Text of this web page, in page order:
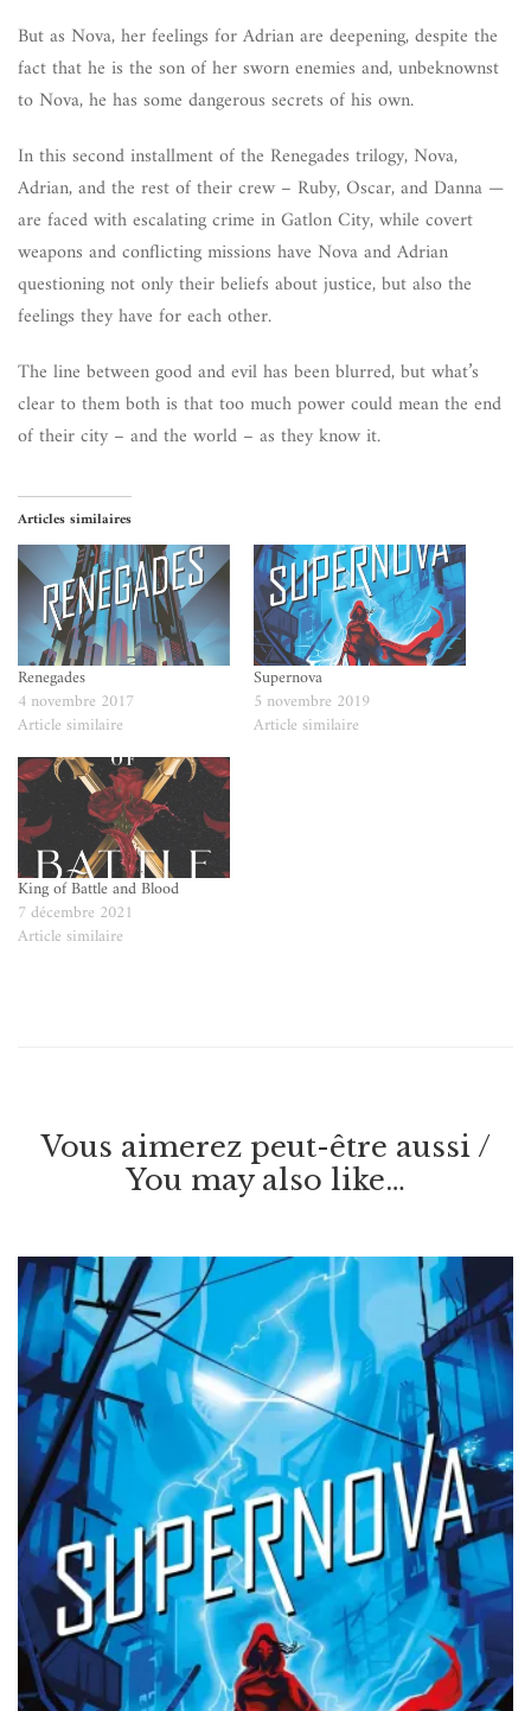
But as Nova, her feelings for Adrian are deepening, despite the
fact that he is the son of her sworn enemies and, unbeknownst
to Nova, he has some dangerous secrets of his own.
In this second installment of the Renegades trilogy, Nova,
Adrian, and the rest of their crew – Ruby, Oscar, and Danna —
are faced with escalating crime in Gatlon City, while covert
weapons and conflicting missions have Nova and Adrian
questioning not only their beliefs about justice, but also the
feelings they have for each other.
The line between good and evil has been blurred, but what’s
clear to them both is that too much power could mean the end
of their city – and the world – as they know it.
Articles similaires
Renegades
4 novembre 2017
Article similaire
Supernova
5 novembre 2019
Article similaire
King of Battle and Blood
7 décembre 2021
Article similaire
Vous aimerez peut-être aussi /
You may also like…